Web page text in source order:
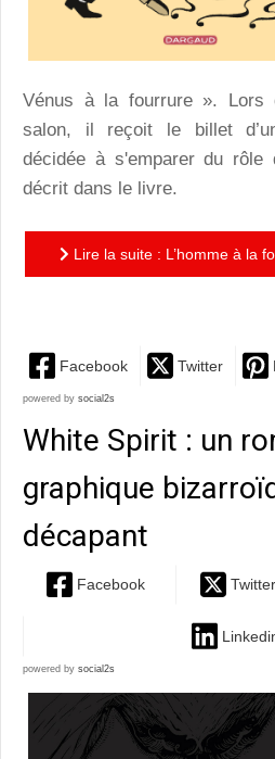
Vénus à la fourrure ». Lors
salon, il reçoit le billet
décidée à s'emparer du rôle
décrit dans le livre.
Lire la suite : L’homme à la
Facebook Twitter
powered by social2s
White Spirit : un
graphique
décapant
Facebook Twitter
powered by social2s